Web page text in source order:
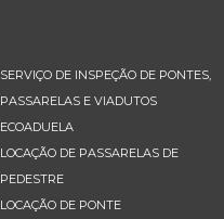
SERVIÇO DE INSPEÇÃO DE PONTES,
PASSARELAS E VIADUTOS
ECOADUELA
LOCAÇÃO DE PASSARELAS DE
PEDESTRE
LOCAÇÃO DE PONTE